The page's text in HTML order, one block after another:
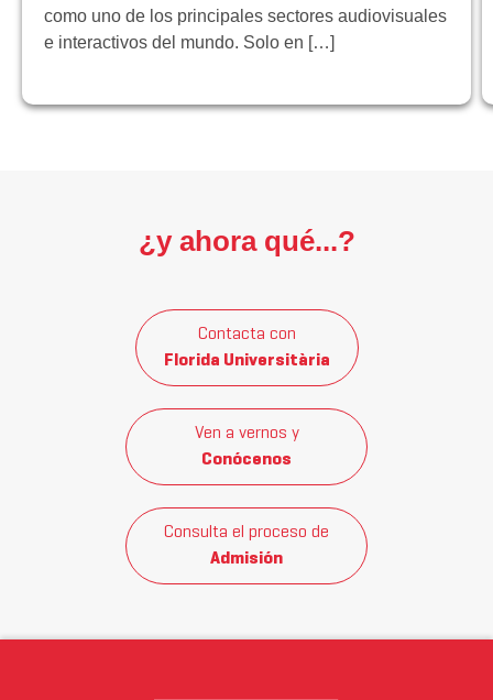
como uno de los principales sectores audiovisuales
e interactivos del mundo. Solo en […]
¿y ahora qué...?
Contacta con
Florida Universitària
Ven a vernos y
Conócenos
Consulta el proceso de
Admisión